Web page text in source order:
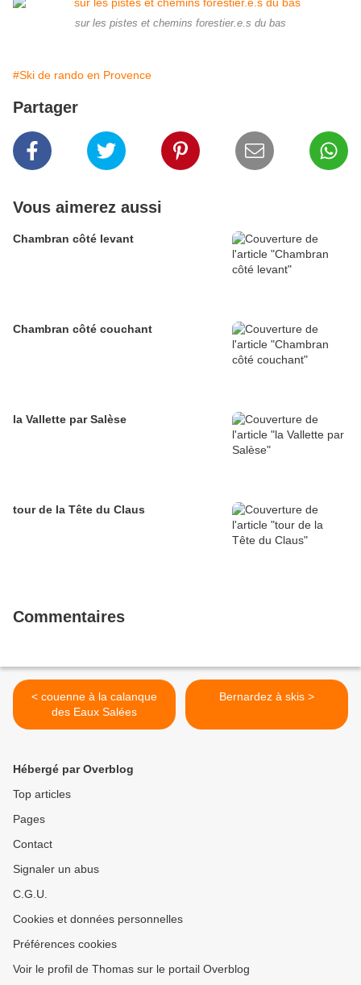
sur les pistes et chemins forestier.e.s du bas
#Ski de rando en Provence
Partager
Vous aimerez aussi
Chambran côté levant
Chambran côté couchant
la Vallette par Salèse
tour de la Tête du Claus
Commentaires
< couenne à la calanque
des Eaux Salées
Bernardez à skis >
Hébergé par Overblog
Top articles
Pages
Contact
Signaler un abus
C.G.U.
Cookies et données personnelles
Préférences cookies
Voir le profil de Thomas sur le portail Overblog